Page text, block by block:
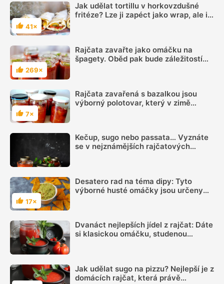
Hodnocení
41×
Jak udělat tortillu v horkovzdušné
fritéze? Lze ji zapéct jako wrap, ale i
Hodnocení
269×
Rajčata zavařte jako omáčku na
špagety. Oběd pak bude záležitostí
Hodnocení
7×
Rajčata zavařená s bazalkou jsou
výborný polotovar, který v zimě
Kečup, sugo nebo passata… Vyznáte
se v nejznámějších rajčatových
Hodnocení
17×
Desatero rad na téma dipy: Tyto
výborné husté omáčky jsou určeny
Dvanáct nejlepších jídel z rajčat: Dáte
si klasickou omáčku, studenou
Jak udělat sugo na pizzu? Nejlepší je z
domácích rajčat, která právě